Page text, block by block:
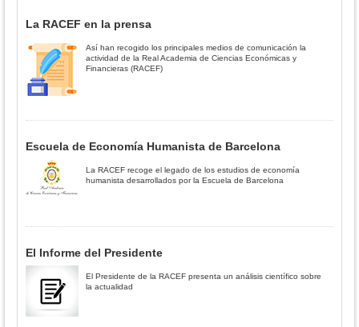
La RACEF en la prensa
Así han recogido los principales medios de comunicación la
actividad de la Real Academia de Ciencias Económicas y
Financieras (RACEF)
Escuela de Economía Humanista de Barcelona
La RACEF recoge el legado de los estudios de economía
humanista desarrollados por la Escuela de Barcelona
El Informe del Presidente
El Presidente de la RACEF presenta un análisis científico sobre
la actualidad